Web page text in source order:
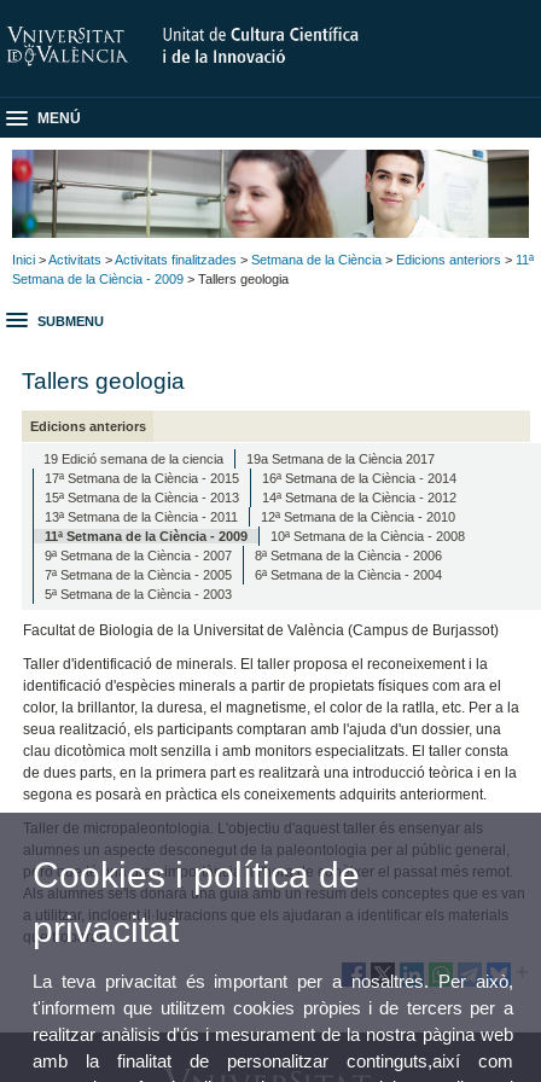
MENÚ
Inici >Activitats >Activitats finalitzades > Setmana de la Ciència > Edicions anteriors > 11ª
Setmana de la Ciència - 2009 > Tallers geologia
SUBMENU
Tallers geologia
Edicions anteriors
19 Edició semana de la ciencia
19a Setmana de la Ciència 2017
17ª Setmana de la Ciència - 2015
16ª Setmana de la Ciència - 2014
15ª Setmana de la Ciència - 2013
14ª Setmana de la Ciència - 2012
13ª Setmana de la Ciència - 2011
12ª Setmana de la Ciència - 2010
11ª Setmana de la Ciència - 2009
10ª Setmana de la Ciència - 2008
9ª Setmana de la Ciència - 2007
8ª Setmana de la Ciència - 2006
7ª Setmana de la Ciència - 2005
6ª Setmana de la Ciència - 2004
5ª Setmana de la Ciència - 2003
Facultat de Biologia de la Universitat de València (Campus de Burjassot)
Taller d'identificació de minerals. El taller proposa el reconeixement i la
identificació d'espècies minerals a partir de propietats físiques com ara el
color, la brillantor, la duresa, el magnetisme, el color de la ratlla, etc. Per a la
seua realització, els participants comptaran amb l'ajuda d'un dossier, una
clau dicotòmica molt senzilla i amb monitors especialitzats. El taller consta
de dues parts, en la primera part es realitzarà una introducció teòrica i en la
segona es posarà en pràctica els coneixements adquirits anteriorment.
Taller de micropaleontologia. L'objectiu d'aquest taller és ensenyar als
alumnes un aspecte desconegut de la paleontologia per al públic general,
però que té una gran importància a l'hora de conèixer el passat més remot.
Als alumnes se'ls donarà una guia amb un resum dels conceptes que es van
a utilitzar, incloent il·lustracions que els ajudaran a identificar els materials
que trobaran.
Cookies i política de
privacitat
La teva privacitat és important per a nosaltres. Per això,
t'informem que utilitzem cookies pròpies i de tercers per a
realitzar anàlisis d'ús i mesurament de la nostra pàgina web
amb la finalitat de personalitzar continguts,així com